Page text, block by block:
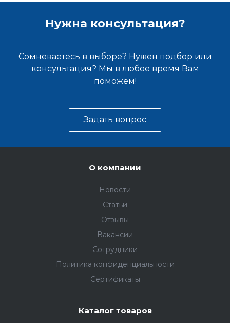
Нужна консультация?
Сомневаетесь в выборе? Нужен подбор или
консультация? Мы в любое время Вам
поможем!
Задать вопрос
О компании
Новости
Статьи
Отзывы
Вакансии
Сотрудники
Политика конфиденциальности
Сертификаты
Каталог товаров